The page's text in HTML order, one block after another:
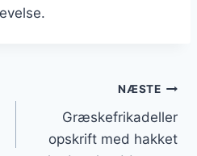
NÆSTE
Græskefrikadeller
opskrift med hakket